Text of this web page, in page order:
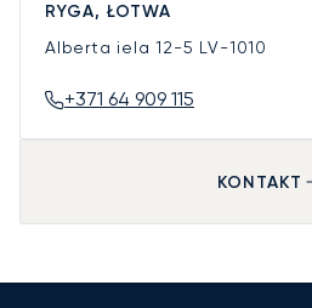
RYGA, ŁOTWA
Alberta iela 12-5 LV-1010
+371 64 909 115
KONTAKT